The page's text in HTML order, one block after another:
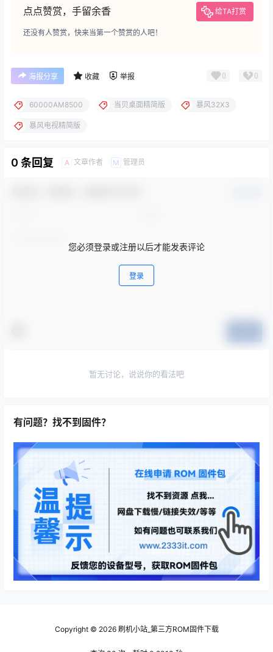
点点赞赏，手留余香 给TA打赏
还没有人赞赏，快来当第一个赞赏的人吧！
海报分享 收藏 举报 0 0
60000AM8500 当贝桌面精简版 暴风32X3
暴风电视精简版
0 条回复 A 文章作者 M 管理员
您必须登录或注册以后才能发表评论
登录
暂无讨论，说说你的看法吧
有问题？找不到固件？
Copyright © 2026刷机小站_第三方ROM固件下载